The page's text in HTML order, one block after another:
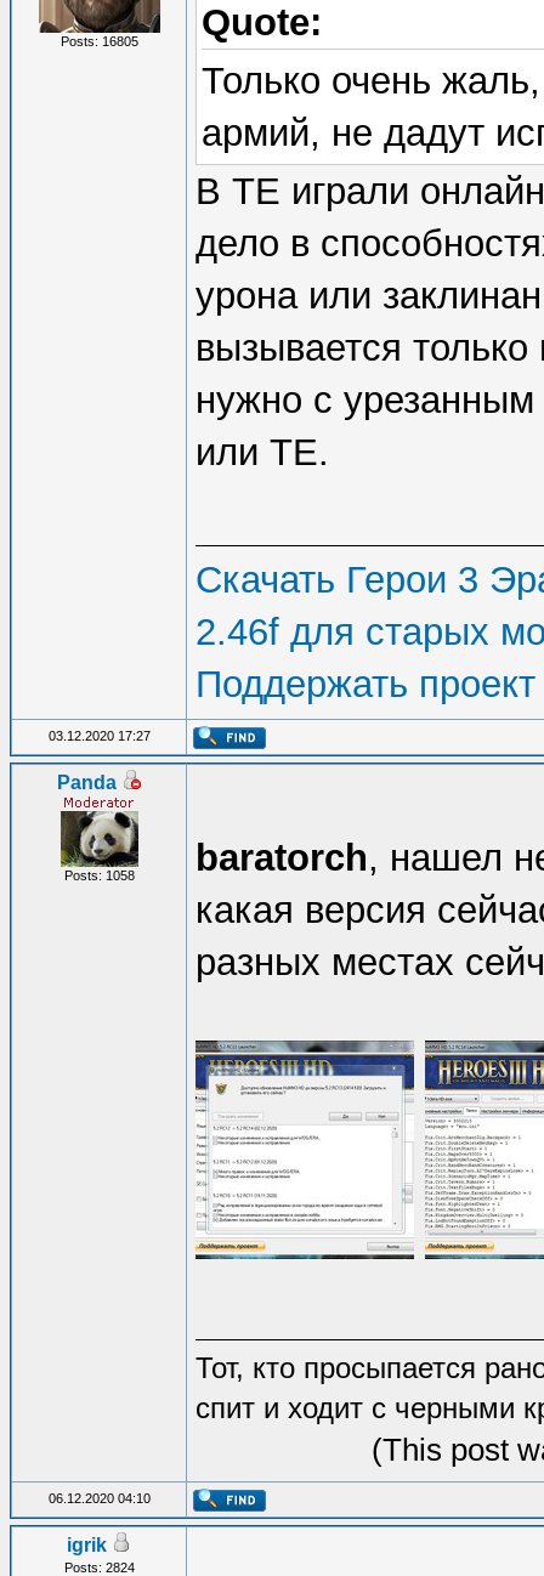
Posts: 16805
Quote:
Только очень
армий, не дадут
В ТЕ играли
дело в
урона или
вызывается
нужно с
или ТЕ.
Скачать Герои 3
2.46f для старых
Поддержать проект
03.12.2020 17:27
Panda
Posts: 1058 baratorch, нашел
какая версия
разных местах
Тот, кто просыпается
спит и ходит с черными
(This post
06.12.2020 04:10
igrik
Posts: 2824